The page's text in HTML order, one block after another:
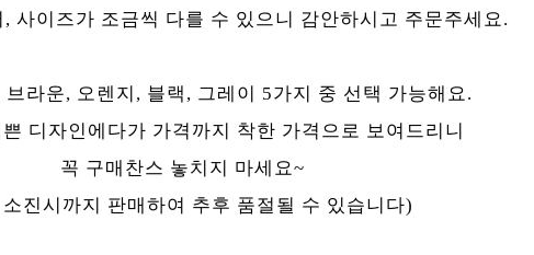
라이프 하세요!
사이즈가 조금씩 다를 수 있으니 감안하시고 주문주세요.
브라운, 오렌지, 블랙, 그레이 5가지 중 선택 가능해요.
디자인에다가 가격까지 착한 가격으로 보여드리니
꼭 구매찬스 놓치지 마세요~
진시까지 판매하여 추후 품절될 수 있습니다)